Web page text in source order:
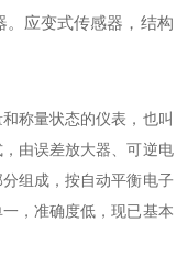
。应变式传感器，结构
称量状态的仪表，也叫
由误差放大器、可逆电
组成，按自动平衡电子
，准确度低，现已基本